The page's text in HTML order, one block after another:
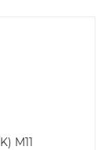
M11